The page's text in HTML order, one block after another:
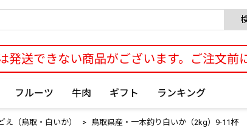
発送できない商品がございます。ご注文前
フルーツ 牛肉 ギフト ランキング
え（烏取・白いか） 鳥取県産・一本釣り白いか（2kg）9-11杯